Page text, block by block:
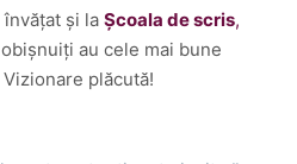
învățat și la Școala de scris,
au cele mai bune
plăcută!